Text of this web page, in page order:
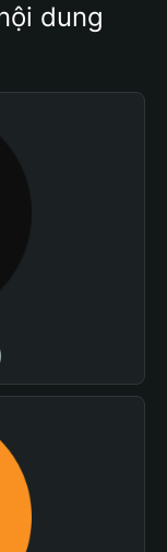
dung